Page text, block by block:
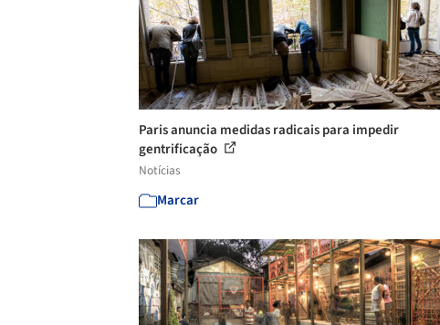
Paris anuncia medidas radicais para impedir
gentrificação
Notícias
Marcar